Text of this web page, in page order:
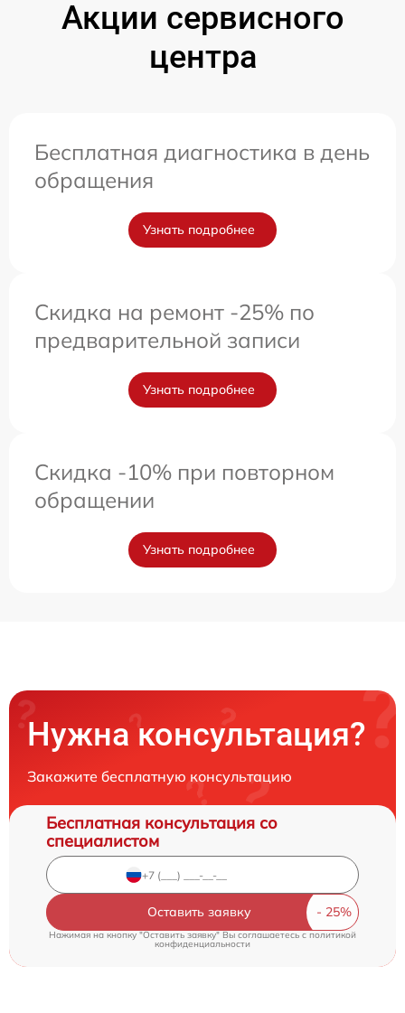
Акции сервисного
центра
Бесплатная диагностика в день
обращения
Узнать подробнее
Скидка на ремонт -25% по
предварительной записи
Узнать подробнее
Скидка -10% при повторном
обращении
Узнать подробнее
Нужна консультация?
Закажите бесплатную консультацию
Бесплатная консультация со
специалистом
Оставить заявку
Нажимая на кнопку "Оставить заявку" Вы соглашаетесь c политикой
конфиденциальности